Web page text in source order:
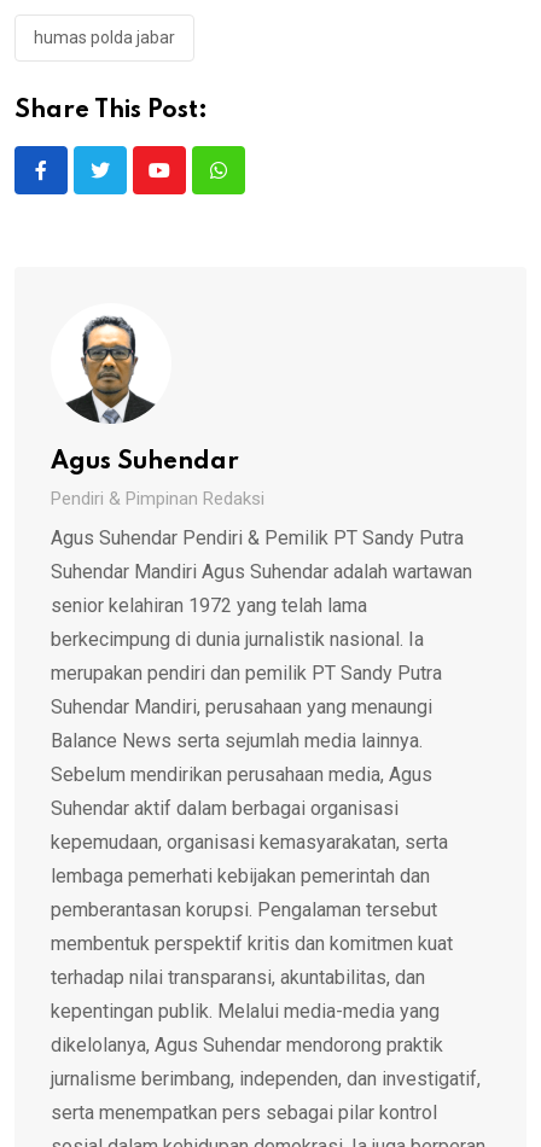
humas polda jabar
Share This Post:
YoutubeWhatsapp
Agus Suhendar
Pendiri & Pimpinan Redaksi
Agus Suhendar Pendiri & Pemilik PT Sandy Putra
Suhendar Mandiri Agus Suhendar adalah wartawan
senior kelahiran 1972 yang telah lama
berkecimpung di dunia jurnalistik nasional. Ia
merupakan pendiri dan pemilik PT Sandy Putra
Suhendar Mandiri, perusahaan yang menaungi
Balance News serta sejumlah media lainnya.
Sebelum mendirikan perusahaan media, Agus
Suhendar aktif dalam berbagai organisasi
kepemudaan, organisasi kemasyarakatan, serta
lembaga pemerhati kebijakan pemerintah dan
pemberantasan korupsi. Pengalaman tersebut
membentuk perspektif kritis dan komitmen kuat
terhadap nilai transparansi, akuntabilitas, dan
kepentingan publik. Melalui media-media yang
dikelolanya, Agus Suhendar mendorong praktik
jurnalisme berimbang, independen, dan investigatif,
serta menempatkan pers sebagai pilar kontrol